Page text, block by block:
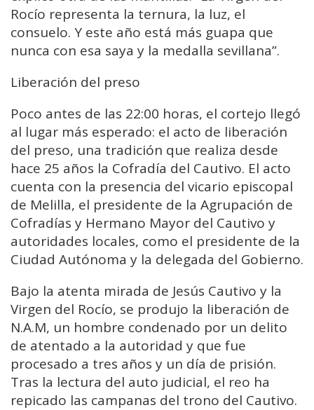
Rocío representa la ternura, la luz, el
consuelo. Y este año está más guapa que
nunca con esa saya y la medalla sevillana”.
Liberación del preso
Poco antes de las 22:00 horas, el cortejo llegó
al lugar más esperado: el acto de liberación
del preso, una tradición que realiza desde
hace 25 años la Cofradía del Cautivo. El acto
cuenta con la presencia del vicario episcopal
de Melilla, el presidente de la Agrupación de
Cofradías y Hermano Mayor del Cautivo y
autoridades locales, como el presidente de la
Ciudad Autónoma y la delegada del Gobierno.
Bajo la atenta mirada de Jesús Cautivo y la
Virgen del Rocío, se produjo la liberación de
N.A.M, un hombre condenado por un delito
de atentado a la autoridad y que fue
procesado a tres años y un día de prisión.
Tras la lectura del auto judicial, el reo ha
repicado las campanas del trono del Cautivo.